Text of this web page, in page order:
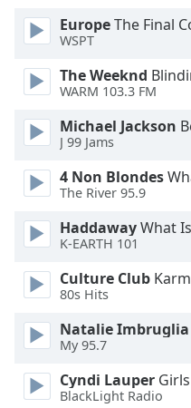
Text
Color
Opacity
Text
Color
Opacity
Caption
Area
Background
Color
Opacity
EuropeThe Final
WSPT
The Weeknd
WARM 103.3 FM
Michael Jackson
J 99 Jams
4 Non Blondes
The River 95.9
HaddawayWhat
K-EARTH 101
Culture Club
80s Hits
Natalie Imbruglia
My 95.7
Cyndi Lauper
BlackLight Radio